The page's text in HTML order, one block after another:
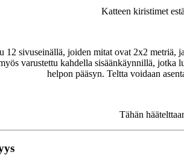
Katteen kiristimet
12 sivuseinällä, joiden mitat ovat 2x2
varustettu kahdella sisäänkäynnillä,
helpon pääsyn. Teltta voidaan
Tähän